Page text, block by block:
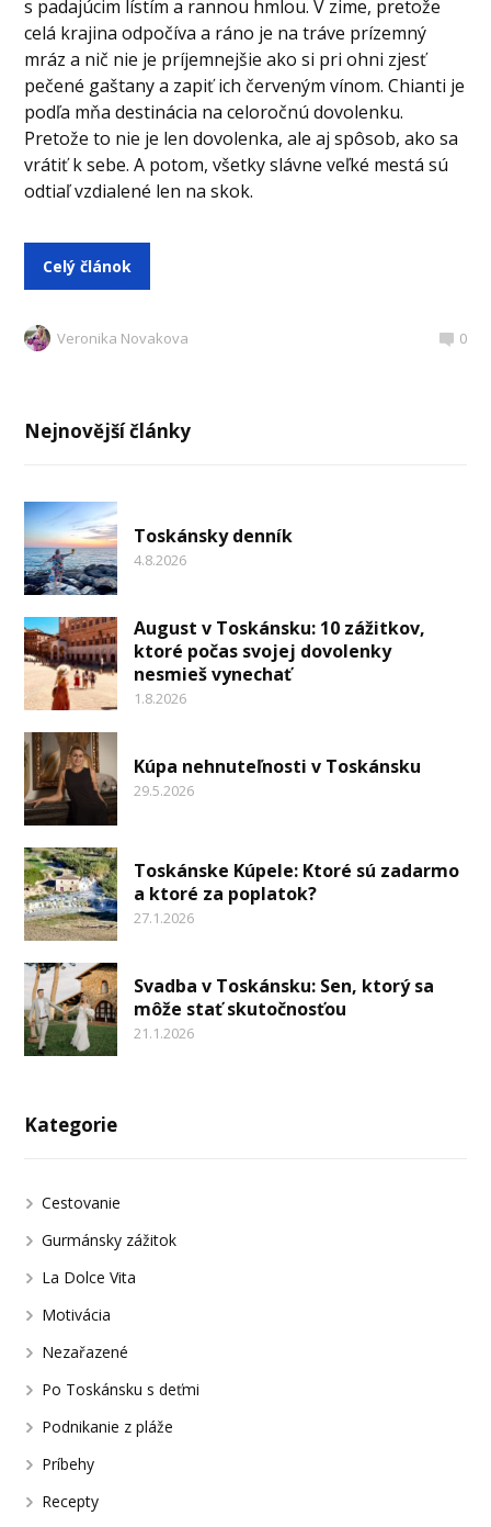
s padajúcim lístím a rannou hmlou. V zime, pretože
celá krajina odpočíva a ráno je na tráve prízemný
mráz a nič nie je príjemnejšie ako si pri ohni zjesť
pečené gaštany a zapiť ich červeným vínom. Chianti je
podľa mňa destinácia na celoročnú dovolenku.
Pretože to nie je len dovolenka, ale aj spôsob, ako sa
vrátiť k sebe. A potom, všetky slávne veľké mestá sú
odtiaľ vzdialené len na skok.
Celý článok
Veronika Novakova 0
Nejnovější články
Toskánsky denník
4.8.2026
August v Toskánsku: 10 zážitkov,
ktoré počas svojej dovolenky
nesmieš vynechať
1.8.2026
Kúpa nehnuteľnosti v Toskánsku
29.5.2026
Toskánske Kúpele: Ktoré sú zadarmo
a ktoré za poplatok?
27.1.2026
Svadba v Toskánsku: Sen, ktorý sa
môže stať skutočnosťou
21.1.2026
Kategorie
Cestovanie
Gurmánsky zážitok
La Dolce Vita
Motivácia
Nezařazené
Po Toskánsku s deťmi
Podnikanie z pláže
Príbehy
Recepty